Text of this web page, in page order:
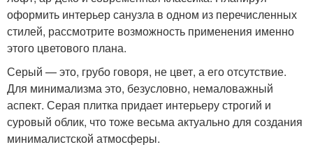
оформить интерьер санузла в одном из перечисленных
стилей, рассмотрите возможность применения именно
этого цветового плана.
Серый — это, грубо говоря, не цвет, а его отсутствие.
Для минимализма это, безусловно, немаловажный
аспект. Серая плитка придает интерьеру строгий и
суровый облик, что тоже весьма актуально для создания
минималистской атмосферы.